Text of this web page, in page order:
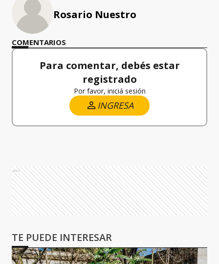
Rosario Nuestro
COMENTARIOS
Para comentar, debés estar
registrado
Por favor, iniciá sesión
INGRESA
Ads
TE PUEDE INTERESAR